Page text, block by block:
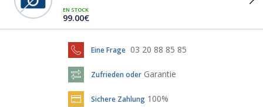
EN STOCK
99.00€
Eine Frage 03 20 88 85 85
Zufrieden oder Garantie
Sichere Zahlung 100%